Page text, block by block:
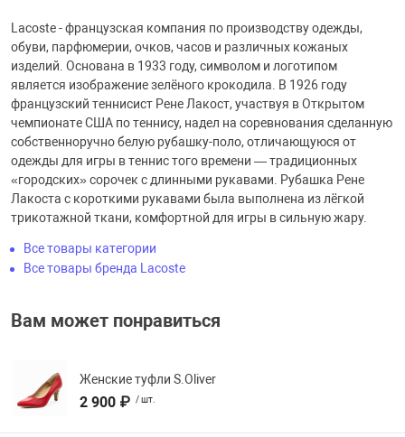
Lacoste - французская компания по производству одежды,
обуви, парфюмерии, очков, часов и различных кожаных
изделий. Основана в 1933 году, символом и логотипом
является изображение зелёного крокодила. В 1926 году
французский теннисист Рене Лакост, участвуя в Открытом
чемпионате США по теннису, надел на соревнования сделанную
собственноручно белую рубашку-поло, отличающуюся от
одежды для игры в теннис того времени — традиционных
«городских» сорочек с длинными рукавами. Рубашка Рене
Лакоста с короткими рукавами была выполнена из лёгкой
трикотажной ткани, комфортной для игры в сильную жару.
Все товары категории
Все товары бренда Lacoste
Вам может понравиться
Женские туфли S.Oliver
2 900 ₽ / шт.